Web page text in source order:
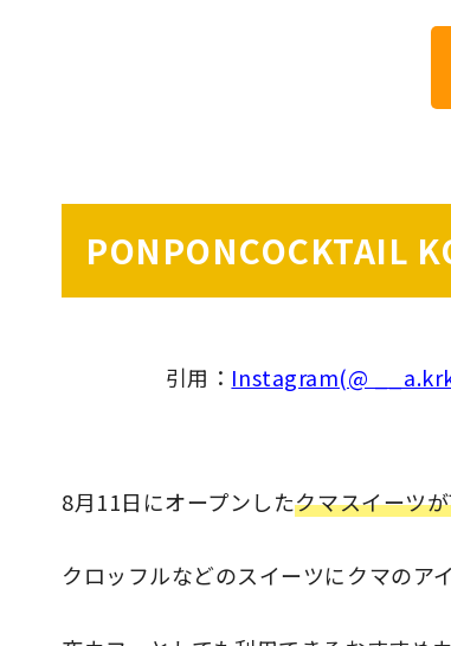
PONPONCOCKTAIL
引用： Instagram(@
8月11日にオープンしたクマスイーツ
クロッフルなどのスイーツにクマのア